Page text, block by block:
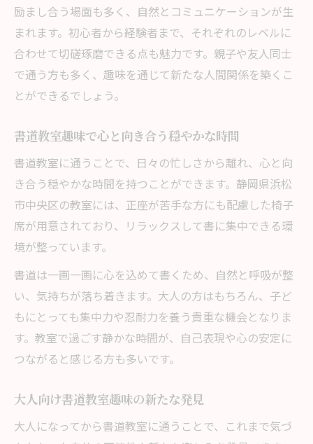
励まし合う場面も多く、自然とコミュニケーションが生
まれます。初心者から経験者まで、それぞれのレベルに
合わせて切磋琢磨できる点も魅力です。親子や友人同士
で通う方も多く、趣味を通じて新たな人間関係を築くこ
とができるでしょう。
書道教室趣味で心と向き合う穏やかな時間
書道教室に通うことで、日々の忙しさから離れ、心と向
き合う穏やかな時間を持つことができます。静岡県浜松
市中央区の教室には、正座が苦手な方にも配慮した椅子
席が用意されており、リラックスして書に集中できる環
境が整っています。
書道は一画一画に心を込めて書くため、自然と呼吸が整
い、気持ちが落ち着きます。大人の方はもちろん、子ど
もにとっても集中力や忍耐力を養う貴重な機会となりま
す。教室で過ごす静かな時間が、自己表現や心の安定に
つながると感じる方も多いです。
大人向け書道教室趣味の新たな発見
大人になってから書道教室に通うことで、これまで気づ